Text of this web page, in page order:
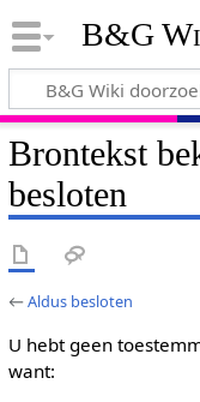
B&G
Brontekst
besloten
←Aldus besloten
U hebt geen
want: